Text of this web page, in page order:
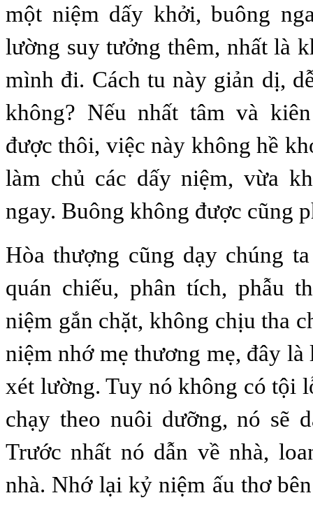
một niệm dấy khởi, buông
lường suy tưởng thêm, nhất là
mình đi. Cách tu này giản dị,
không? Nếu nhất tâm và
được thôi, việc này không hề
làm chủ các dấy niệm, vừa
ngay. Buông không được cũng
Hòa thượng cũng dạy chúng
quán chiếu, phân tích, phẫu
niệm gắn chặt, không chịu tha
niệm nhớ mẹ thương mẹ, đây
xét lường. Tuy nó không có tội
chạy theo nuôi dưỡng, nó sẽ
Trước nhất nó dẫn về nhà,
nhà. Nhớ lại kỷ niệm ấu thơ